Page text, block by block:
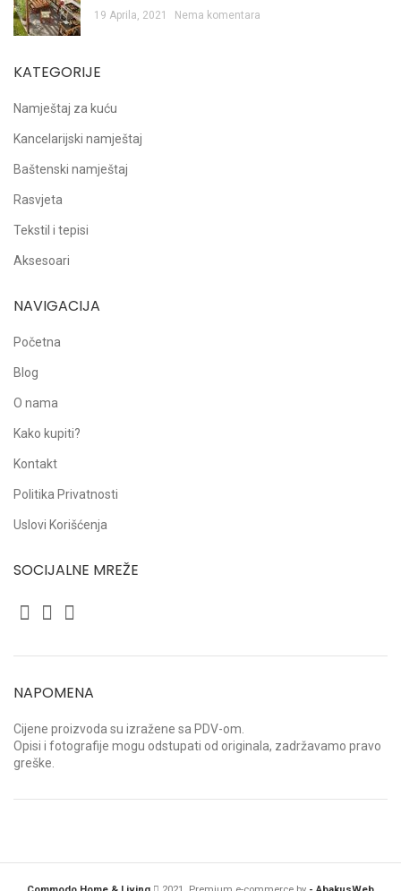
19 Aprila, 2021 Nema komentara
KATEGORIJE
Namještaj za kuću
Kancelarijski namještaj
Baštenski namještaj
Rasvjeta
Tekstil i tepisi
Aksesoari
NAVIGACIJA
Početna
Blog
O nama
Kako kupiti?
Kontakt
Politika Privatnosti
Uslovi Korišćenja
SOCIJALNE MREŽE
NAPOMENA
Cijene proizvoda su izražene sa PDV-om.
Opisi i fotografije mogu odstupati od originala, zadržavamo pravo
greške.